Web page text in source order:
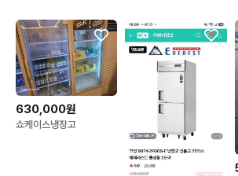
630,000원
쇼케이스냉장고